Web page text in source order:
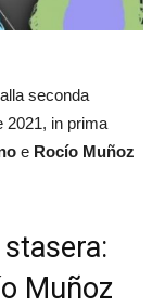
seconda
2021, in prima
e Rocío Muñoz
Muñoz